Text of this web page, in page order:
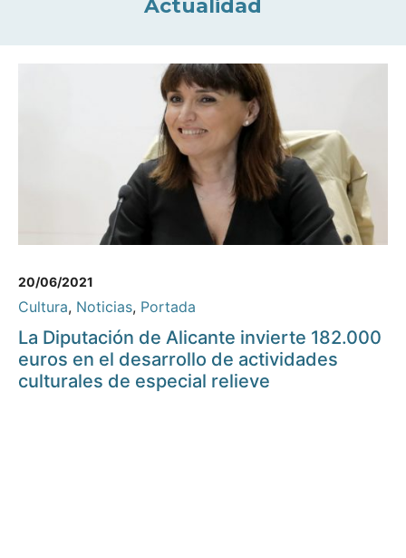
Actualidad
20/06/2021
Cultura, Noticias, Portada
La Diputación de Alicante invierte 182.000
euros en el desarrollo de actividades
culturales de especial relieve